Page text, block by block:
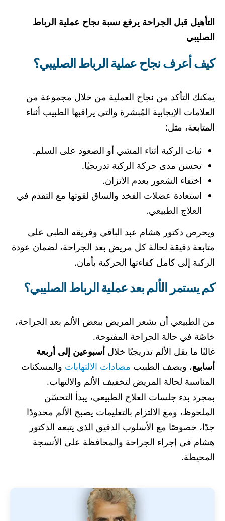
التأهيل قبل الجراحة يرفع نسبة نجاح عملية الرباط
الصليبي
كيف أعرف نجاح عملية الرباط الصليبي؟
يمكنك التأكد من نجاح العملية من خلال مجموعة من
العلامات الإيجابية المُبشرة والتي يراقبها الطبيب أثناء
المتابعة، مثل:
ثبات الركبة أثناء المشي أو الصعود على السلم.
تحسن مدى حركة الركبة تدريجيًا.
اختفاء الشعور بعدم الاتزان.
استعادة عضلات الفخذ والساق لقوتها مع التقدم في
العلاج الطبيعي.
ويحرص دكتور هشام عبد الباقي وفريقه الطبي على
متابعة دقيقة لحالة كل مريض بعد الجراحة، لضمان عودة
الركبة إلى كامل كفاءتها الحركية بأمان.
كم يستمر الألم بعد عملية الرباط الصليبي؟
من الطبيعي أن يشعر المريض ببعض الألم بعد الجراحة،
خاصًة في حالة الجراحة المفتوحة.
غالبًا ما يقل الألم تدريجيًا خلال أسبوعين إلى أربعة
أسابيع، ويصف الطبيب مضادات الالتهابات والمسكنات
المناسبة لحالة المريض لتخفيف الألم والالتهاب.
بمجرد بدء جلسات العلاج الطبيعي، يبدأ التحسّن
الملحوظ، ومع الالتزام بالتعليمات يصبح الألم محدودًا
جدًا، خصوصًا مع الأسلوب الدقيق الذي يتبعه الدكتور
هشام في إجراء الجراحة والمحافظة على الأنسجة
المحيطة.